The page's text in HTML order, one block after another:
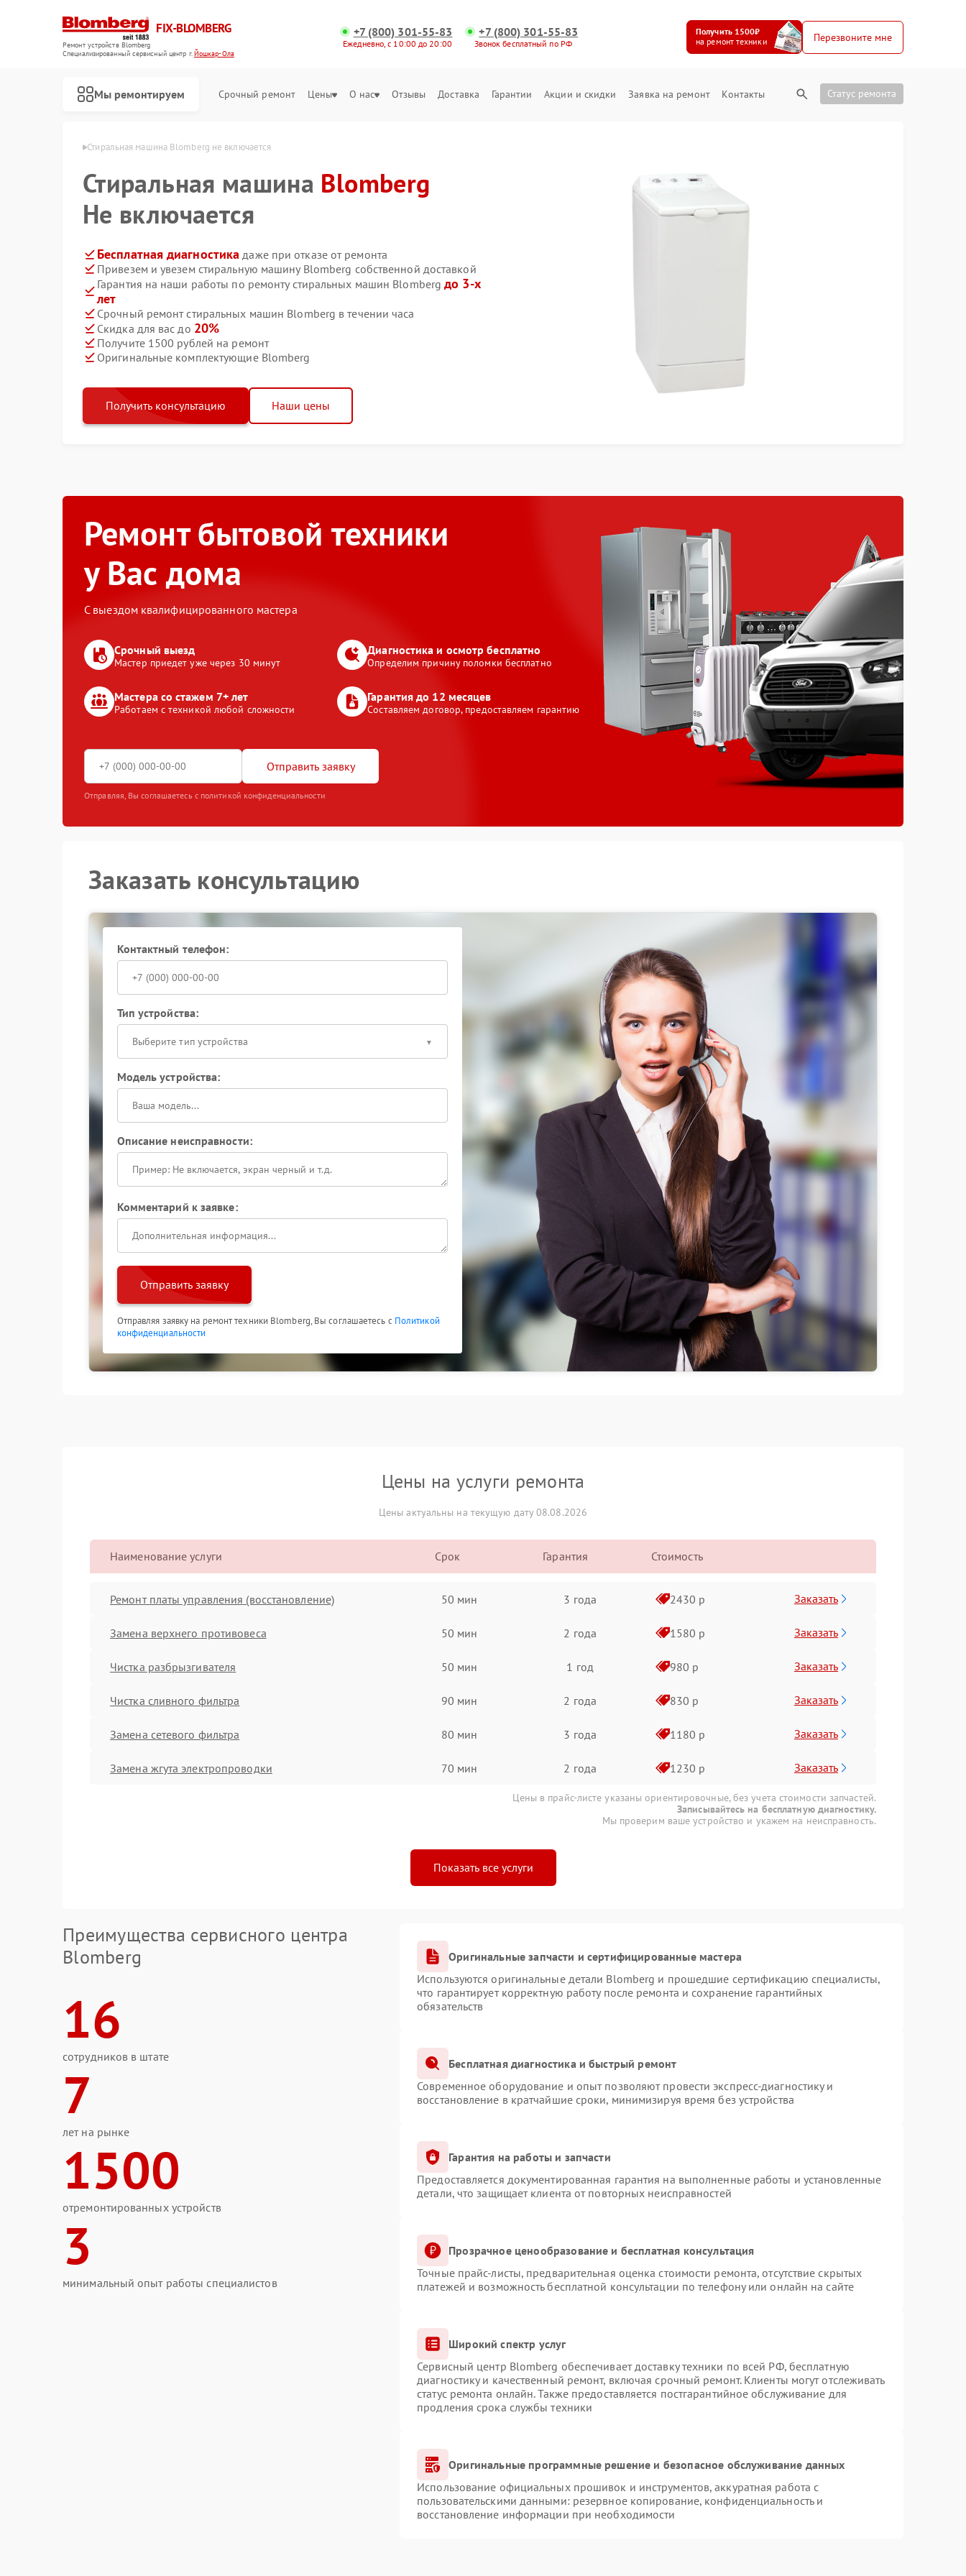
FIX-BLOMBERG
Ремонт устройств Blomberg
Специализированный cервисный центр г.Йошкар-Ола
+7 (800) 301-55-83
Ежедневно, с 10:00 до 20:00
+7 (800) 301-55-83
Звонок бесплатный по РФ
Получить 1500₽
на ремонт техники
Перезвоните мне
Мы ремонтируем Срочный ремонт Цены О нас Отзывы Доставка Гарантии Акции и скидки Заявка на ремонт Контакты Статус ремонта
в Йошкар-Оле Стиральная машина Blomberg не включается
Стиральная машина Blomberg
Не включается
Бесплатная диагностика даже при отказе от ремонта
Привезем и увезем стиральную машину Blomberg собственной доставкой
Гарантия на наши работы по ремонту стиральных машин Blombergдо 3-х
лет
Срочный ремонт стиральных машин Blomberg в течении часа
Скидка для вас до 20%
Получите 1500 рублей на ремонт
Оригинальные комплектующие Blomberg
Получить консультацию Наши цены
Ремонт бытовой техники
у Вас дома
С выездом квалифицированного мастера
Срочный выезд
Мастер приедет уже через 30 минут
Диагностика и осмотр бесплатно
Определим причину поломки бесплатно
Мастера со стажем 7+ лет
Работаем с техникой любой сложности
Гарантия до 12 месяцев
Составляем договор, предоставляем гарантию
Отправить заявку
Отправляя, Вы соглашаетесь с политикой конфиденциальности
Заказать консультацию
Контактный телефон:
Тип устройства:
Выберите тип устройства
Модель устройства:
Описание неисправности:
Комментарий к заявке:
Отправить заявку
Отправляя заявку на ремонт техники Blomberg, Вы соглашаетесь с Политикой
конфиденциальности
Цены на услуги ремонта
Цены актуальны на текущую дату 08.08.2026
Наименование услуги Срок Гарантия Стоимость
Ремонт платы управления (восстановление) 50 мин 3 года 2430 р Заказать
Замена верхнего противовеса 50 мин 2 года 1580 р Заказать
Чистка разбрызгивателя 50 мин 1 год 980 р Заказать
Чистка сливного фильтра 90 мин 2 года 830 р Заказать
Замена сетевого фильтра 80 мин 3 года 1180 р Заказать
Замена жгута электропроводки 70 мин 2 года 1230 р Заказать
Цены в прайс-листе указаны ориентировочные, без учета стоимости запчастей.
Записывайтесь на бесплатную диагностику.
Мы проверим ваше устройство и укажем на неисправность.
Показать все услуги
Преимущества сервисного центра
Blomberg
16
сотрудников в штате
7
лет на рынке
1500
отремонтированных устройств
3
минимальный опыт работы специалистов
Оригинальные запчасти и сертифицированные мастера
Используются оригинальные детали Blomberg и прошедшие сертификацию специалисты,
что гарантирует корректную работу после ремонта и сохранение гарантийных
обязательств
Бесплатная диагностика и быстрый ремонт
Современное оборудование и опыт позволяют провести экспресс-диагностику и
восстановление в кратчайшие сроки, минимизируя время без устройства
Гарантия на работы и запчасти
Предоставляется документированная гарантия на выполненные работы и установленные
детали, что защищает клиента от повторных неисправностей
Прозрачное ценообразование и бесплатная консультация
Точные прайс-листы, предварительная оценка стоимости ремонта, отсутствие скрытых
платежей и возможность бесплатной консультации по телефону или онлайн на сайте
Широкий спектр услуг
Сервисный центр Blomberg обеспечивает доставку техники по всей РФ, бесплатную
диагностику и качественный ремонт, включая срочный ремонт. Клиенты могут отслеживать
статус ремонта онлайн. Также предоставляется постгарантийное обслуживание для
продления срока службы техники
Оригинальные программные решение и безопасное обслуживание данных
Использование официальных прошивок и инструментов, аккуратная работа с
пользовательскими данными: резервное копирование, конфиденциальность и
восстановление информации при необходимости